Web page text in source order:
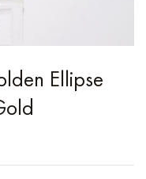
Ellipse